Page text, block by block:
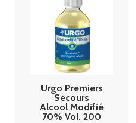
Urgo Premiers
Secours
Alcool Modifié
70% Vol. 200